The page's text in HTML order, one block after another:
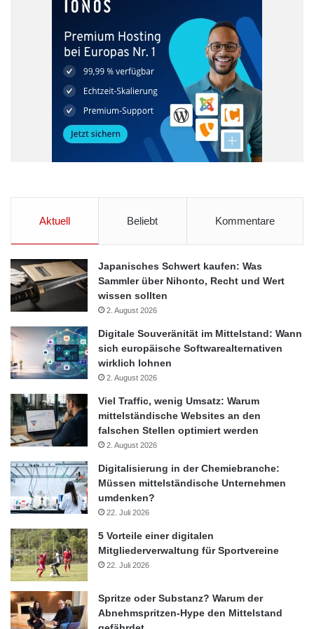
und Familien. Eine flächendeckende Versorgung durch
Hebammen sieht die ÖDP als wichtiges Ziel für unsere
Gesellschaft und fordert alle Bürgerinnen und Bürger dazu auf,
bei ihrer gesetzlichen Krankenkasse gegen den Schiedsspruch
Protest einzulegen. Die ÖDP bekennt sich in ihrem
bundespolitischen Programm zu einer sicheren Geburtshilfe
durch eine 1:1 Betreuung, also eine Hebamme pro Frau.
Quelle: Ökologisch-Demokratische Partei (ÖDP)
Frauenrechte
Hausgeburten Hebammen ÖPD
Patientenrechte
Aktuell Beliebt Kommentare
Japanisches Schwert kaufen: Was
Sammler über Nihonto, Recht und Wert
wissen sollten
2. August 2026
Digitale Souveränität im Mittelstand: Wann
sich europäische Softwarealternativen
wirklich lohnen
2. August 2026
Viel Traffic, wenig Umsatz: Warum
mittelständische Websites an den
falschen Stellen optimiert werden
2. August 2026
Digitalisierung in der Chemiebranche:
Müssen mittelständische Unternehmen
umdenken?
22. Juli 2026
5 Vorteile einer digitalen
Mitgliederverwaltung für Sportvereine
22. Juli 2026
Spritze oder Substanz? Warum der
Abnehmspritzen-Hype den Mittelstand